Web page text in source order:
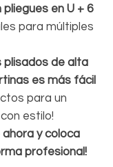
pliegues en U + 6
para múltiples
plisados de alta
es más fácil
para un
estilo!
y coloca
profesional!